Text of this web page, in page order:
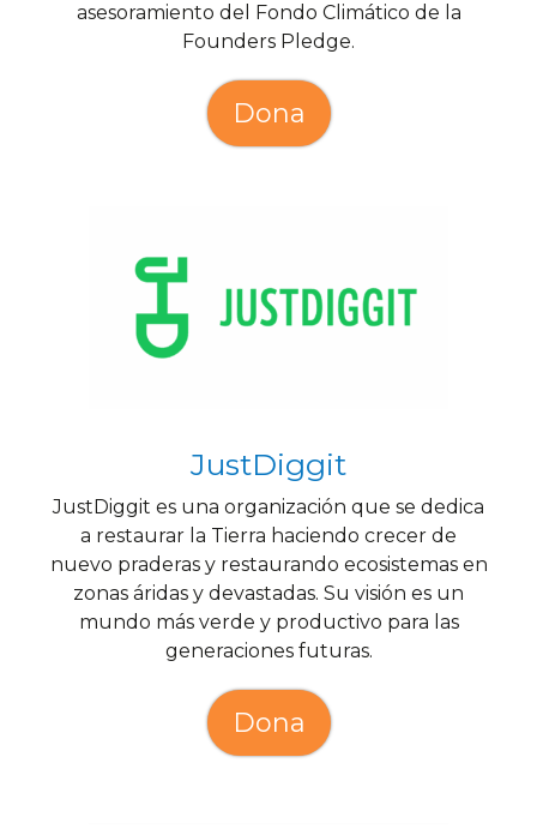
asesoramiento del Fondo Climático de la
Founders Pledge.
Dona
JustDiggit
JustDiggit es una organización que se dedica
a restaurar la Tierra haciendo crecer de
nuevo praderas y restaurando ecosistemas en
zonas áridas y devastadas. Su visión es un
mundo más verde y productivo para las
generaciones futuras.
Dona